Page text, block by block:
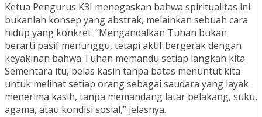
Ketua Pengurus K3I menegaskan bahwa spiritualitas ini
bukanlah konsep yang abstrak, melainkan sebuah cara
hidup yang konkret. “Mengandalkan Tuhan bukan
berarti pasif menunggu, tetapi aktif bergerak dengan
keyakinan bahwa Tuhan memandu setiap langkah kita.
Sementara itu, belas kasih tanpa batas menuntut kita
untuk melihat setiap orang sebagai saudara yang layak
menerima kasih, tanpa memandang latar belakang, suku,
agama, atau kondisi sosial,” jelasnya.